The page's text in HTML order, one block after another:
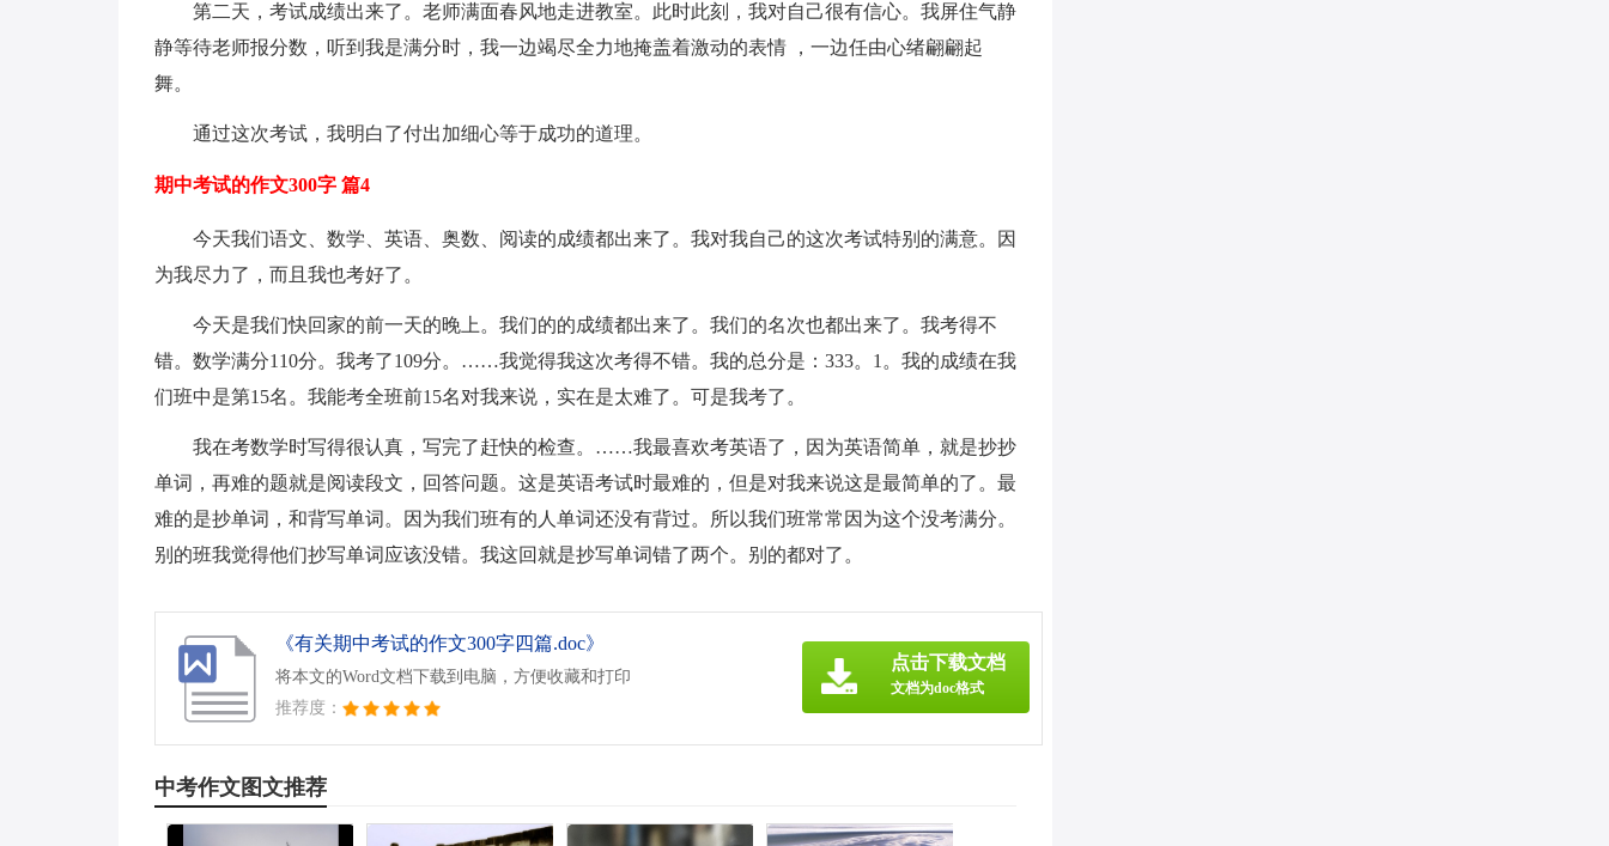
第二天，考试成绩出来了。老师满面春风地走进教室。此时此刻，我对自己很有信心。我屏住气静
静等待老师报分数，听到我是满分时，我一边竭尽全力地掩盖着激动的表情 ，一边任由心绪翩翩起
舞。
通过这次考试，我明白了付出加细心等于成功的道理。
期中考试的作文300字 篇4
今天我们语文、数学、英语、奥数、阅读的成绩都出来了。我对我自己的这次考试特别的满意。因
为我尽力了，而且我也考好了。
今天是我们快回家的前一天的晚上。我们的的成绩都出来了。我们的名次也都出来了。我考得不
错。数学满分110分。我考了109分。……我觉得我这次考得不错。我的总分是：333。1。我的成绩在我
们班中是第15名。我能考全班前15名对我来说，实在是太难了。可是我考了。
我在考数学时写得很认真，写完了赶快的检查。……我最喜欢考英语了，因为英语简单，就是抄抄
单词，再难的题就是阅读段文，回答问题。这是英语考试时最难的，但是对我来说这是最简单的了。最
难的是抄单词，和背写单词。因为我们班有的人单词还没有背过。所以我们班常常因为这个没考满分。
别的班我觉得他们抄写单词应该没错。我这回就是抄写单词错了两个。别的都对了。
《有关期中考试的作文300字四篇.doc》
将本文的Word文档下载到电脑，方便收藏和打印
推荐度：
点击下载文档
文档为doc格式
中考作文图文推荐